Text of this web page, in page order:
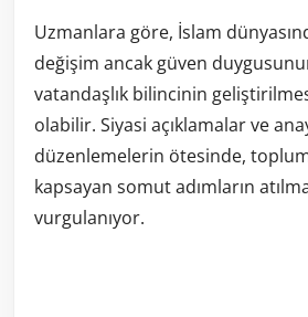
Uzmanlara göre, İslam
değişim ancak güven
vatandaşlık bilincinin
olabilir. Siyasi açıklamalar ve
düzenlemelerin ötesinde,
kapsayan somut adımların
vurgulanıyor.